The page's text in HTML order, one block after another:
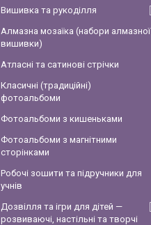
Вишивка та рукоділля
Алмазна мозаїка (набори алмазної
вишивки)
Атласні та сатинові стрічки
Класичні (традиційні)
фотоальбоми
Фотоальбоми з кишеньками
Фотоальбоми з магнітними
сторінками
Робочі зошити та підручники для
учнів
Дозвілля та ігри для дітей —
розвиваючі, настільні та творчі